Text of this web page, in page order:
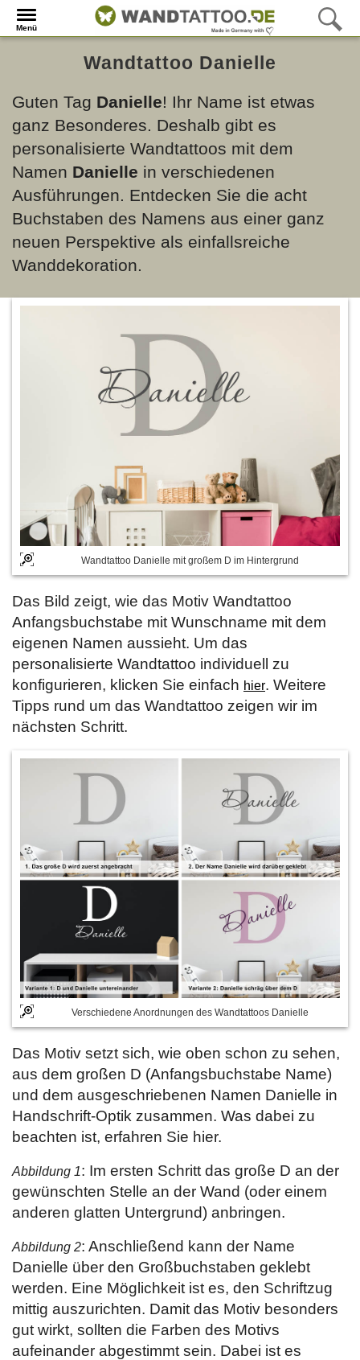
Menü
Wandtattoo Danielle
Guten Tag Danielle! Ihr Name ist etwas
ganz Besonderes. Deshalb gibt es
personalisierte Wandtattoos mit dem
Namen Danielle in verschiedenen
Ausführungen. Entdecken Sie die acht
Buchstaben des Namens aus einer ganz
neuen Perspektive als einfallsreiche
Wanddekoration.
Wandtattoo Danielle mit großem D im Hintergrund
Das Bild zeigt, wie das Motiv Wandtattoo
Anfangsbuchstabe mit Wunschname mit dem
eigenen Namen aussieht. Um das
personalisierte Wandtattoo individuell zu
konfigurieren, klicken Sie einfach hier. Weitere
Tipps rund um das Wandtattoo zeigen wir im
nächsten Schritt.
Verschiedene Anordnungen des Wandtattoos Danielle
Das Motiv setzt sich, wie oben schon zu sehen,
aus dem großen D (Anfangsbuchstabe Name)
und dem ausgeschriebenen Namen Danielle in
Handschrift-Optik zusammen. Was dabei zu
beachten ist, erfahren Sie hier.
Abbildung 1: Im ersten Schritt das große D an der
gewünschten Stelle an der Wand (oder einem
anderen glatten Untergrund) anbringen.
Abbildung 2: Anschließend kann der Name
Danielle über den Großbuchstaben geklebt
werden. Eine Möglichkeit ist es, den Schriftzug
mittig auszurichten. Damit das Motiv besonders
gut wirkt, sollten die Farben des Motivs
aufeinander abgestimmt sein. Dabei ist es